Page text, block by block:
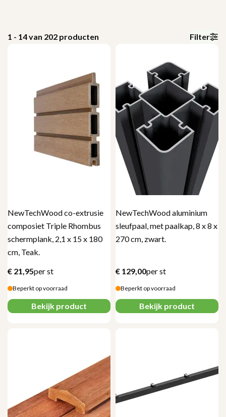
1 - 14 van 202 producten Filter
NewTechWood co-extrusie
composiet Triple Rhombus
schermplank, 2,1 x 15 x 180
cm, Teak.
€ 21,95per st
Beperkt op voorraad
Bekijk product
NewTechWood aluminium
sleufpaal, met paalkap, 8 x 8 x
270 cm, zwart.
€ 129,00per st
Beperkt op voorraad
Bekijk product